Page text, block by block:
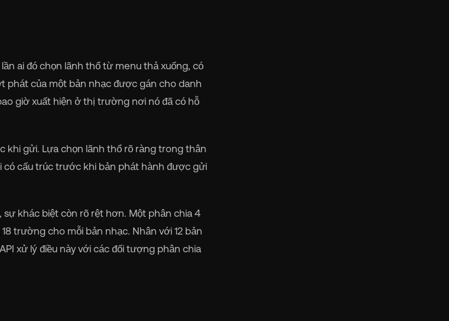
ai đó chọn lãnh thổ từ menu thả xuống, có
phát của một bản nhạc được gán cho danh
giờ xuất hiện ở thị trường nơi nó đã có hỗ
khi gửi. Lựa chọn lãnh thổ rõ ràng trong thân
có cấu trúc trước khi bản phát hành được gửi
khác biệt còn rõ rệt hơn. Một phân chia 4
trường cho mỗi bản nhạc. Nhân với 12 bản
xử lý điều này với các đối tượng phân chia